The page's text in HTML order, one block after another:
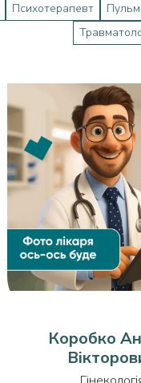
Психотерапевт
Коробко